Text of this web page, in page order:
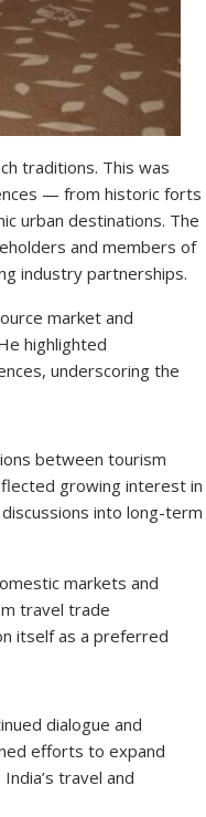
traditions. This was
— from historic forts
urban destinations. The
and members of
industry partnerships.
market and
highlighted
underscoring the
between tourism
growing interest in
into long-term
markets and
travel trade
itself as a preferred
dialogue and
efforts to expand
travel and